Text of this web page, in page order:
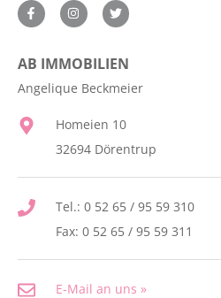
AB IMMOBILIEN
Angelique Beckmeier
Homeien 10
32694 Dörentrup
Tel.: 0 52 65 / 95 59 310
Fax: 0 52 65 / 95 59 311
E-Mail an uns »